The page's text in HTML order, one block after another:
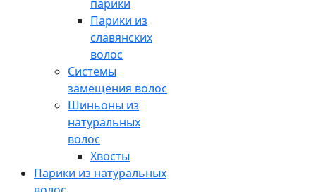
парики
Парики из
славянских
волос
Системы
замещения волос
Шиньоны из
натуральных
волос
Хвосты
Парики из натуральных